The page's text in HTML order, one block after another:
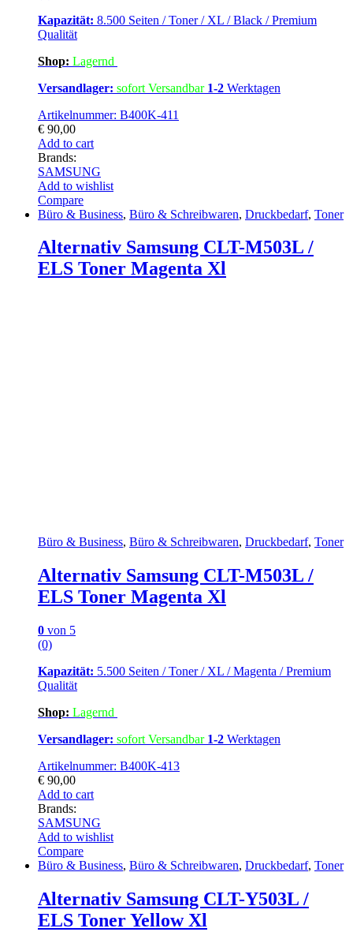
Kapazität: 8.500 Seiten / Toner / XL / Black / Premium
Qualität
Shop: Lagernd
Versandlager: sofort Versandbar 1-2 Werktagen
Artikelnummer: B400K-411
€ 90,00
Add to cart
Brands:
SAMSUNG
Add to wishlist
Compare
Büro & Business, Büro & Schreibwaren, Druckbedarf, Toner
Alternativ Samsung CLT-M503L /
ELS Toner Magenta Xl
Büro & Business, Büro & Schreibwaren, Druckbedarf, Toner
Alternativ Samsung CLT-M503L /
ELS Toner Magenta Xl
0 von 5
(0)
Kapazität: 5.500 Seiten / Toner / XL / Magenta / Premium
Qualität
Shop: Lagernd
Versandlager: sofort Versandbar 1-2 Werktagen
Artikelnummer: B400K-413
€ 90,00
Add to cart
Brands:
SAMSUNG
Add to wishlist
Compare
Büro & Business, Büro & Schreibwaren, Druckbedarf, Toner
Alternativ Samsung CLT-Y503L /
ELS Toner Yellow Xl